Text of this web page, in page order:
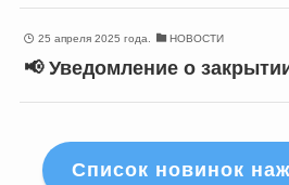
25 апреля 2025 года. НОВОСТИ
📢 Уведомление о
Список новинок